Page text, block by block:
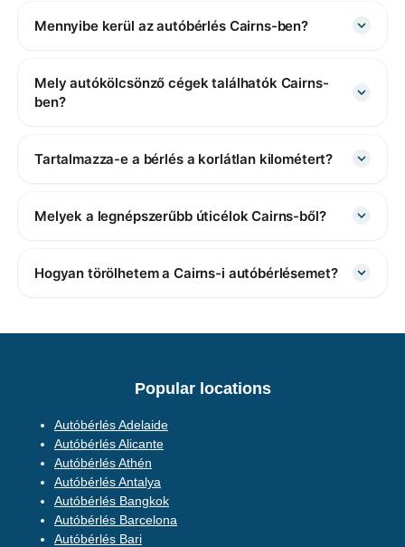
Mennyibe kerül az autóbérlés Cairns-ben?
Mely autókölcsönző cégek találhatók Cairns-
ben?
Tartalmazza-e a bérlés a korlátlan kilométert?
Melyek a legnépszerűbb úticélok Cairns-ből?
Hogyan törölhetem a Cairns-i autóbérlésemet?
Popular locations
Autóbérlés Adelaide
Autóbérlés Alicante
Autóbérlés Athén
Autóbérlés Antalya
Autóbérlés Bangkok
Autóbérlés Barcelona
Autóbérlés Bari